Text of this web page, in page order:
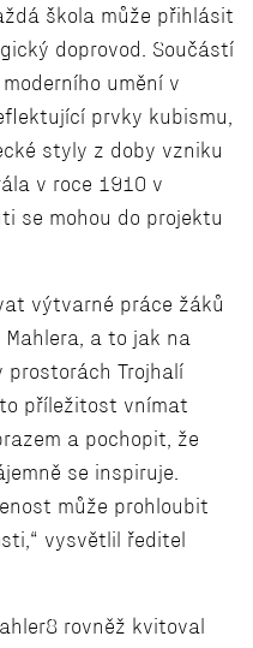
škola může přihlásit
doprovod. Součástí
umění v
prvky kubismu,
styly z doby vzniku
v roce 1910 v
se mohou do projektu
výtvarné práce žáků
a to jak na
Trojhalí
příležitost vnímat
a pochopit, že
se inspiruje.
může prohloubit
vysvětlil ředitel
rovněž kvitoval